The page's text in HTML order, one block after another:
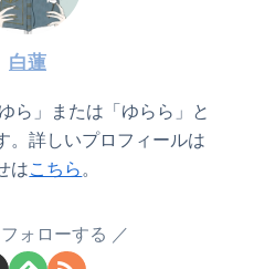
白蓮
ら」または「ゆらら」と
。詳しいプロフィールは
はこちら。
ォローする